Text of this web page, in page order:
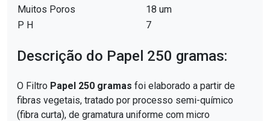
Muitos Poros
18 um
P H
7
Descrição do Papel 250 gramas:
O Filtro Papel 250 gramas foi elaborado a partir de
fibras vegetais, tratado por processo semi-químico
(fibra curta), de gramatura uniforme com micro